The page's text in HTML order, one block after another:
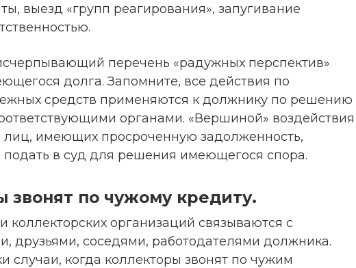
выезд «групп реагирования», запугивание
перечень «радужных перспектив»
долга. Запомните, все действия по
средств применяются к должнику по решению
органами. «Вершиной» воздействия
лиц, имеющих просроченную задолженность,
подать в суд для решения имеющегося спора.
звонят по чужому кредиту.
коллекторских организаций связываются с
друзьями, соседями, работодателями должника.
случаи, когда коллекторы звонят по чужим